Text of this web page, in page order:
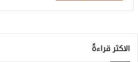
الاكثر قراءةً